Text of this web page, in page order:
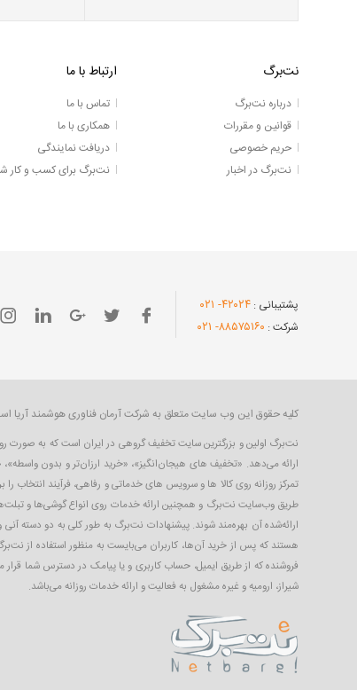
نت‌برگ
درباره نت‌برگ
قوانین و مقررات
حریم خصوصی
نت‌برگ در اخبار
ارتباط با ما
تماس با ما
همکاری با ما
دریافت نمایندگی
نت‌برگ برای کسب و کار
پشتیبانی : ۴۲۰۲۴- ۰۲۱
شرکت : ۸۸۵۷۵۱۶۰- ۰۲۱
کلیه حقوق این وب سایت متعلق به شرکت آرمان فناوری هوشمند آریا
ارائه می‌دهد. «تخفیف های هیجان‌انگیز»، «خرید ارزان‌تر و بدون
تمرکز روزانه روی کالا ها و سرویس های خدماتی و رفاهی، فرآیند
طریق وب‌سایت نت‌برگ و همچنین ارائه خدمات روی انواع گوشی‌ها و تبلت‌ها
ارائه‌شده آن بهره‌مند شوند. پیشنهادات نت‌برگ به طور کلی به دو دسته
هستند که پس از خرید آن‌ها، کاربران می‌بایست به منظور استفاده از
فروشنده که از طریق ایمیل، حساب کاربری‌ و یا پیامک در دسترس شما
شیراز، ارومیه و غیره مشغول به فعالیت و ارائه خدمات روزانه می‌باشد.